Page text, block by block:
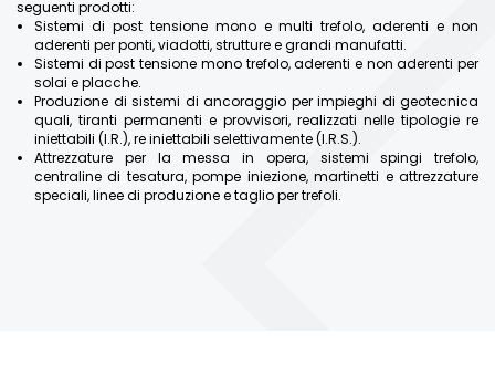
seguenti prodotti:
Sistemi di post tensione mono e multi trefolo, aderenti e non
aderenti per ponti, viadotti, strutture e grandi manufatti.
Sistemi di post tensione mono trefolo, aderenti e non aderenti per
solai e placche.
Produzione di sistemi di ancoraggio per impieghi di geotecnica
quali, tiranti permanenti e provvisori, realizzati nelle tipologie re
iniettabili (I.R.), re iniettabili selettivamente (I.R.S.).
Attrezzature per la messa in opera, sistemi spingi trefolo,
centraline di tesatura, pompe iniezione, martinetti e attrezzature
speciali, linee di produzione e taglio per trefoli.